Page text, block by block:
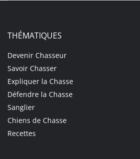
THÉMATIQUES
Devenir Chasseur
Savoir Chasser
Expliquer la Chasse
Défendre la Chasse
Sanglier
Chiens de Chasse
Recettes